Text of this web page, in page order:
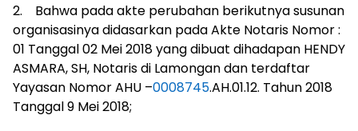
2. Bahwa pada akte perubahan berikutnya susunan
organisasinya didasarkan pada Akte Notaris Nomor :
01 Tanggal 02 Mei 2018 yang dibuat dihadapan HENDY
ASMARA, SH, Notaris di Lamongan dan terdaftar
Yayasan Nomor AHU –0008745.AH.01.12. Tahun 2018
Tanggal 9 Mei 2018;